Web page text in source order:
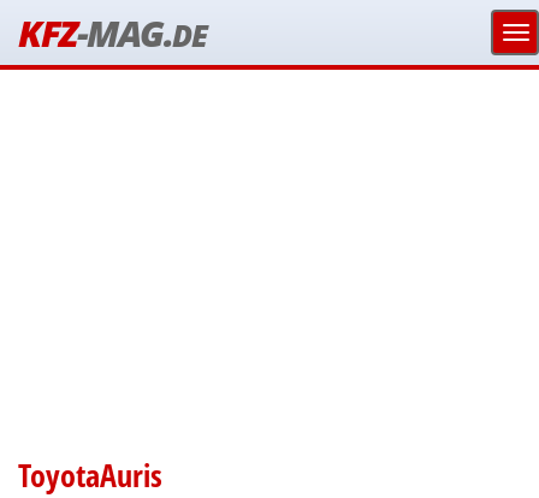
KFZ-MAG.DE
ToyotaAuris